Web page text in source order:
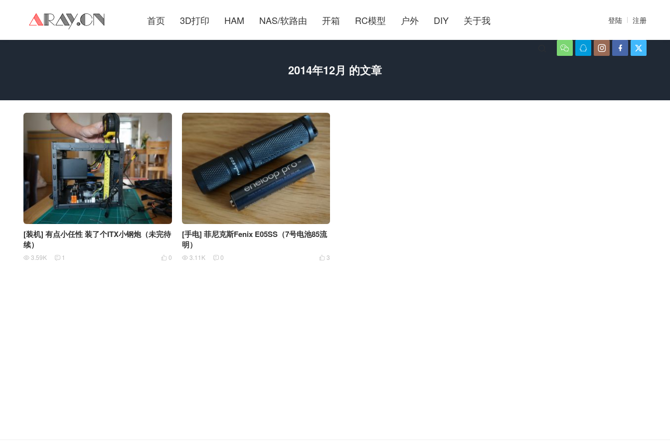
首页 3D打印 HAM NAS/软路由 开箱 RC模型 户外 DIY 关于我 登陆 注册
    
2014年12月 的文章
[装机] 有点小任性 装了个ITX小钢炮（未完待
续）
 0
 3.59K  1
[手电] 菲尼克斯Fenix E05SS（7号电池85流
明）
 3
 3.11K  0